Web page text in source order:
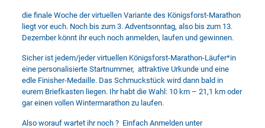
die finale Woche der virtuellen Variante des Königsforst-Marathon
liegt vor euch. Noch bis zum 3. Adventsonntag, also bis zum 13.
Dezember könnt ihr euch noch anmelden, laufen und gewinnen.
Sicher ist jedem/jeder virtuellen Königsforst-Marathon-Läufer*in
eine personalisierte Startnummer, attraktive Urkunde und eine
edle Finisher-Medaille. Das Schmuckstück wird dann bald in
eurem Briefkasten liegen. Ihr habt die Wahl: 10 km – 21,1 km oder
gar einen vollen Wintermarathon zu laufen.
Also worauf wartet ihr noch ? Einfach Anmelden unter